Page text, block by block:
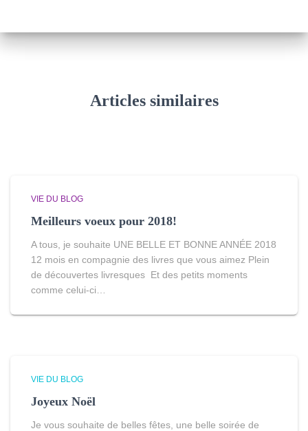
v
Articles similaires
VIE DU BLOG
Meilleurs voeux pour 2018!
A tous, je souhaite UNE BELLE ET BONNE ANNÉE 2018
12 mois en compagnie des livres que vous aimez Plein
de découvertes livresques Et des petits moments
comme celui-ci…
VIE DU BLOG
Joyeux Noël
Je vous souhaite de belles fêtes, une belle soirée de